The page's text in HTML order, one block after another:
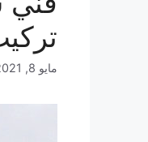
مايو 8, 2021